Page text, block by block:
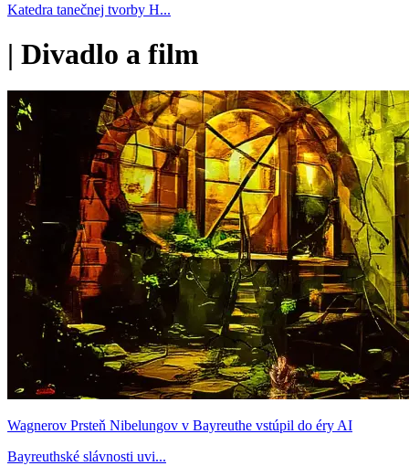
Katedra tanečnej tvorby H...
| Divadlo a film
Wagnerov Prsteň Nibelungov v Bayreuthe vstúpil do éry AI
Bayreuthské slávnosti uvi...